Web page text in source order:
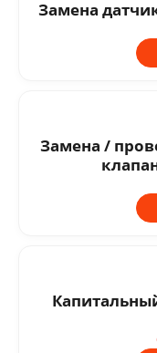
Замена
Замена /